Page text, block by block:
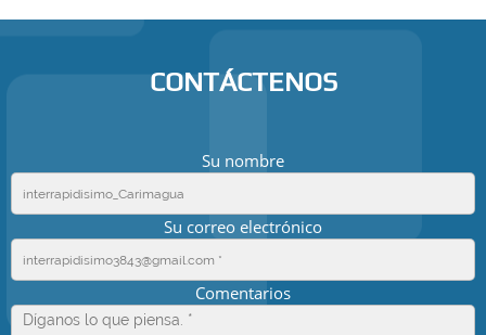
CONTÁCTENOS
Su nombre
Su correo electrónico
Comentarios